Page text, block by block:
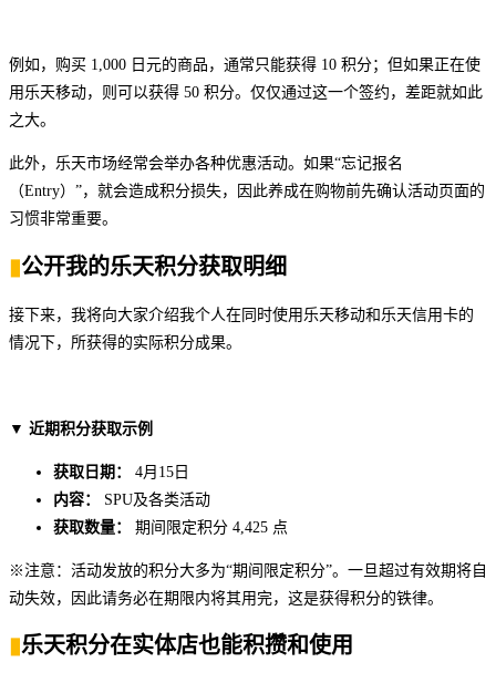
例如，购买 1,000 日元的商品，通常只能获得 10 积分；但如果正在使
用乐天移动，则可以获得 50 积分。仅仅通过这一个签约，差距就如此
之大。
此外，乐天市场经常会举办各种优惠活动。如果“忘记报名
（Entry）”，就会造成积分损失，因此养成在购物前先确认活动页面的
习惯非常重要。
▮公开我的乐天积分获取明细
接下来，我将向大家介绍我个人在同时使用乐天移动和乐天信用卡的
情况下，所获得的实际积分成果。
▼ 近期积分获取示例
获取日期：
4月15日
内容：
SPU及各类活动
获取数量：
期间限定积分 4,425 点
※注意：活动发放的积分大多为“期间限定积分”。一旦超过有效期将自
动失效，因此请务必在期限内将其用完，这是获得积分的铁律。
▮乐天积分在实体店也能积攒和使用